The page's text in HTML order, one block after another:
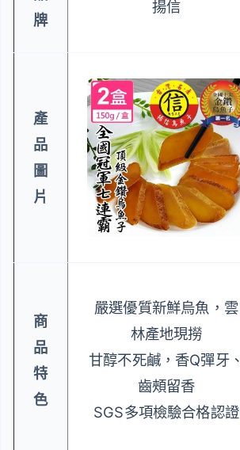
牌
揚信
產
品
圖
片
商
品
特
色
嚴選優質新鮮烏魚，雲
林產地現撈
甘醇不死鹹，香Q彈牙、
齒頰留香
SGS多項檢驗合格認證